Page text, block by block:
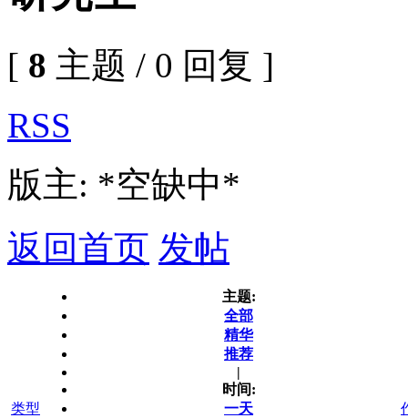
[ 8 主题 / 0 回复 ]
RSS
版主: *空缺中*
返回首页 发帖
类型
主题:
全部
精华
推荐
|
时间:
一天